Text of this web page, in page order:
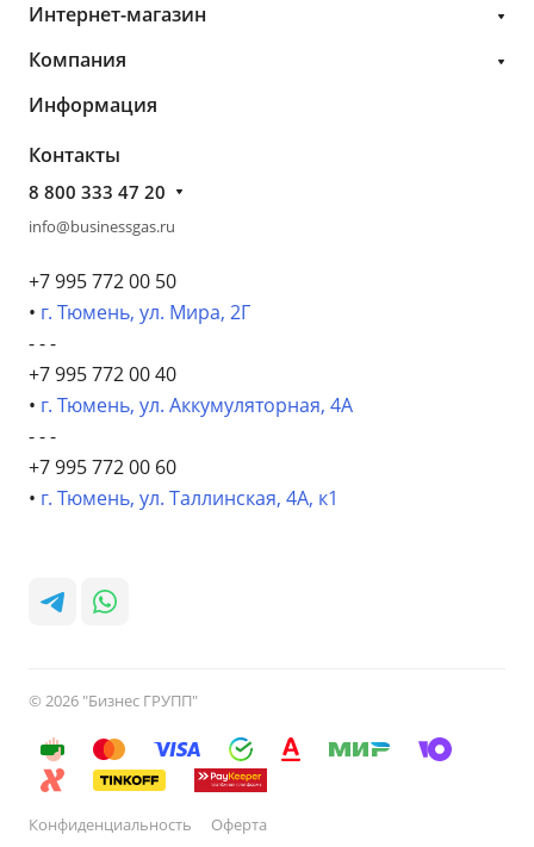
Интернет-магазин
Компания
Информация
Контакты
8 800 333 47 20
info@businessgas.ru
+7 995 772 00 50
• г. Тюмень, ул. Мира, 2Г
- - -
+7 995 772 00 40
• г. Тюмень, ул. Аккумуляторная, 4А
- - -
+7 995 772 00 60
• г. Тюмень, ул. Таллинская, 4А, к1
© 2026 "Бизнес ГРУПП"
Конфиденциальность Оферта